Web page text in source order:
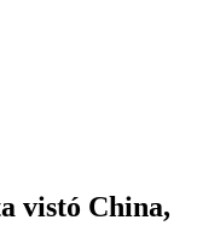
vistó China,